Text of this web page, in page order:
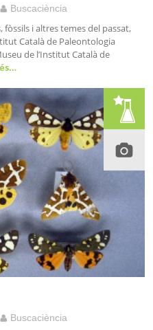
Buscaciència
i altres temes del passat,
Català de Paleontologia
de l’Institut Català de
Buscaciència